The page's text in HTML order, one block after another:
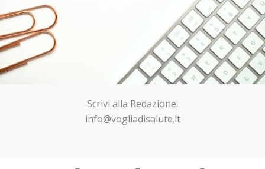
Scrivi alla Redazione:
info@vogliadisalute.it